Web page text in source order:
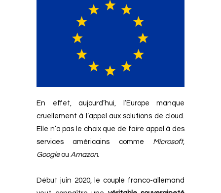
En effet, aujourd’hui, l’Europe manque
cruellement à l’appel aux solutions de cloud.
Elle n’a pas le choix que de faire appel à des
services américains comme Microsoft,
Googleou Amazon.
Début juin 2020, le couple franco-allemand